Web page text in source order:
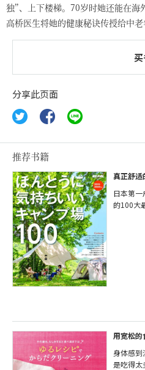
独”、上下楼梯。70岁时她还能在海
高桥医生将她的健康秘诀传授给中老
分享此页面
推荐书籍
真正舒
日本第一
的100大
用宽松
身体感
是吃得太